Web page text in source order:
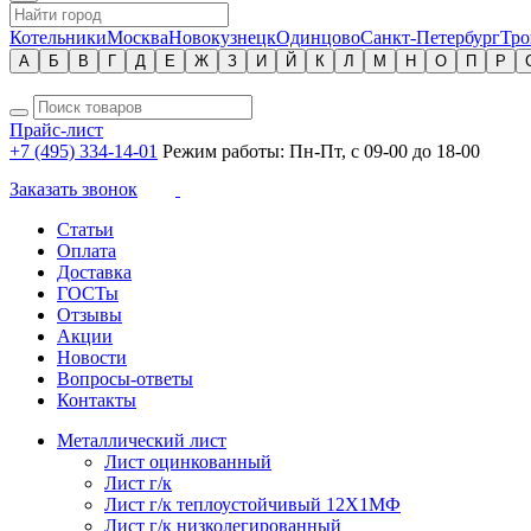
КотельникиМоскваНовокузнецкОдинцовоСанкт-Петербург
А Б В Г Д Е Ж З И Й К Л М Н О П Р
Прайс-лист
+7 (495) 334-14-01 Режим работы: Пн-Пт, с 09-00 до 18-00
Заказать звонок
Статьи
Оплата
Доставка
ГОСТы
Отзывы
Акции
Новости
Вопросы-ответы
Контакты
Металлический лист
Лист оцинкованный
Лист г/к
Лист г/к теплоустойчивый 12Х1МФ
Лист г/к низколегированный